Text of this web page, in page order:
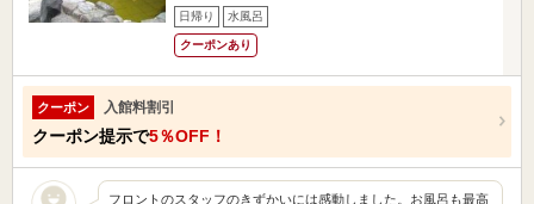
日帰り 水風呂
クーポンあり
クーポン 入館料割引
クーポン提示で5％OFF！
フロントのスタッフのきずかいには感動しました。お風呂も最高